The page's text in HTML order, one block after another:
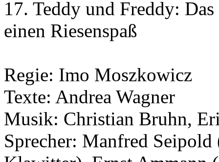
17. Teddy und Freddy:
einen Riesenspaß
Regie: Imo Moszkowicz
Texte: Andrea Wagner
Musik: Christian Bruhn,
Sprecher: Manfred Seipold